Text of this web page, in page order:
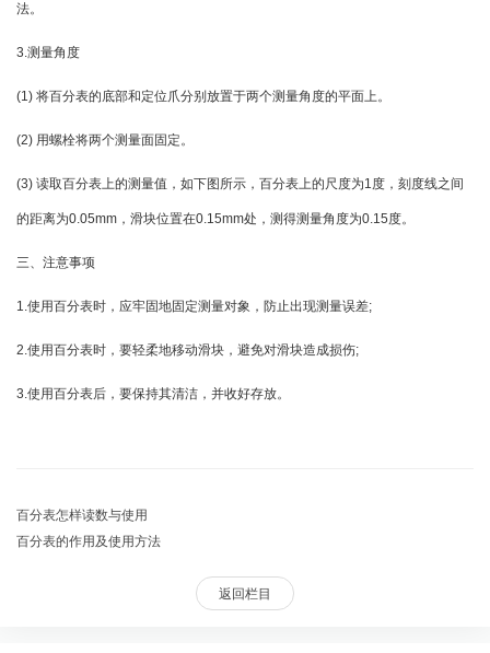
法。
3.测量角度
(1) 将百分表的底部和定位爪分别放置于两个测量角度的平面上。
(2) 用螺栓将两个测量面固定。
(3) 读取百分表上的测量值，如下图所示，百分表上的尺度为1度，刻度线之间
的距离为0.05mm，滑块位置在0.15mm处，测得测量角度为0.15度。
三、注意事项
1.使用百分表时，应牢固地固定测量对象，防止出现测量误差;
2.使用百分表时，要轻柔地移动滑块，避免对滑块造成损伤;
3.使用百分表后，要保持其清洁，并收好存放。
百分表怎样读数与使用
百分表的作用及使用方法
返回栏目